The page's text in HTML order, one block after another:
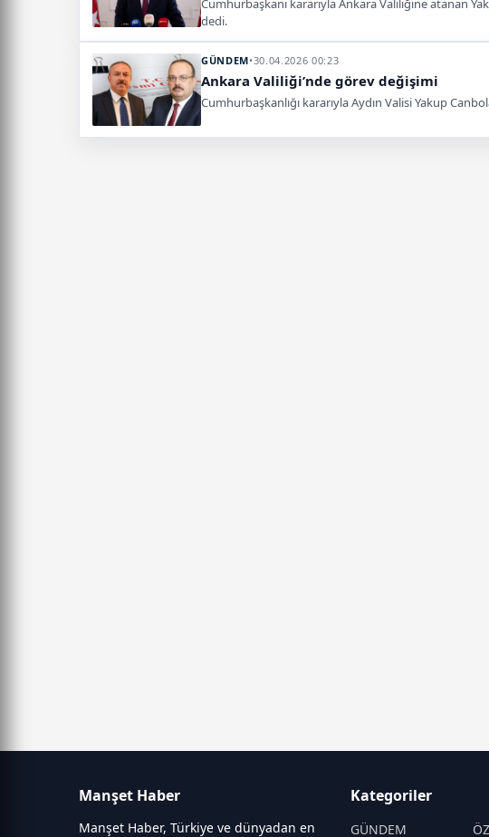
Cumhurbaşkanı kararıyla Ankara Valiliğine atanan
dedi.
GÜNDEM•30.04.2026 00:23
Ankara Valiliği’nde görev değişimi
Cumhurbaşkanlığı kararıyla Aydın Valisi Yakup
Manşet Haber
Manşet Haber, Türkiye ve dünyadan en
Kategoriler
GÜNDEM